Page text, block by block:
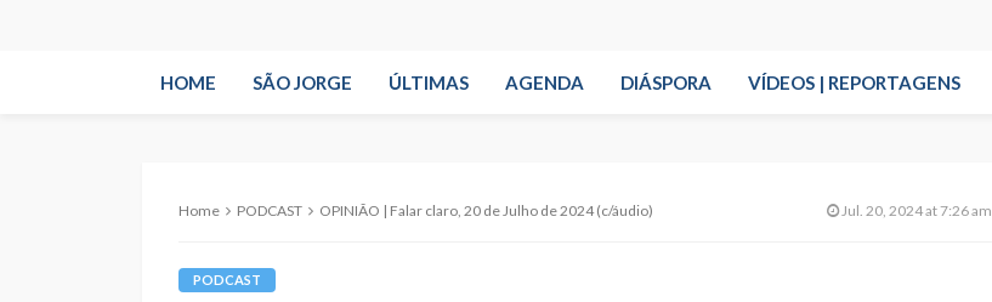
HOME SÃO JORGE ÚLTIMAS AGENDA DIÁSPORA VÍDEOS | REPORTAGENS
Home PODCAST OPINIÃO | Falar claro, 20 de Julho de 2024 (c/áudio) Jul. 20, 2024 at 7:26 am
PODCAST